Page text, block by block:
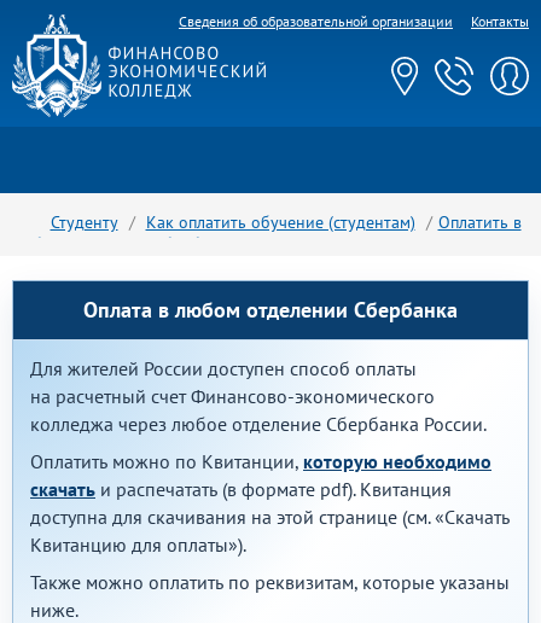
Сведения об образовательной организации Контакты
Студенту Как оплатить обучение (студентам)
Оплатить в
любом отделении Сбербанка
Оплата в любом отделении Сбербанка
Для жителей России доступен способ оплаты
на расчетный счет Финансово-экономического
колледжа через любое отделение Сбербанка России.
Оплатить можно по Квитанции, которую необходимо
скачать и распечатать (в формате pdf). Квитанция
доступна для скачивания на этой странице (см. «Скачать
Квитанцию для оплаты»).
Также можно оплатить по реквизитам, которые указаны
ниже.